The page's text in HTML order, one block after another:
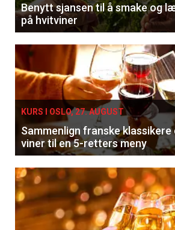
Benytt sjansen til å smake og
på hvitviner
KURS I OSLO, 27. AUGUST
Sammenlign franske klassikere
viner til en 5-retters meny